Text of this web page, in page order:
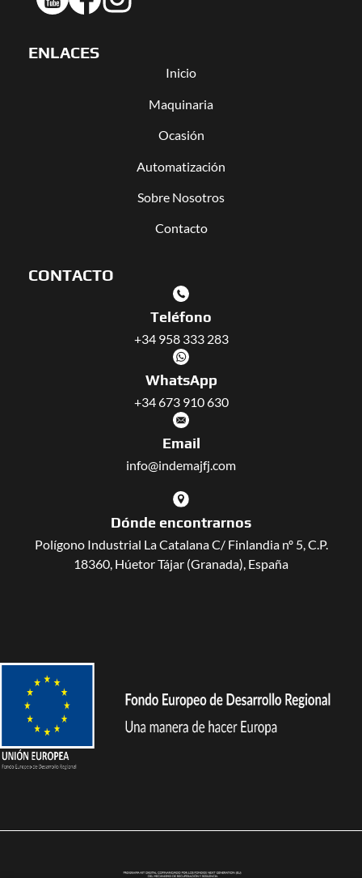
ENLACES
Inicio
Maquinaria
Ocasión
Automatización
Sobre Nosotros
Contacto
CONTACTO
Teléfono
+34 958 333 283
WhatsApp
+34 673 910 630
Email
info@indemajfj.com
Dónde encontrarnos
Polígono Industrial La Catalana C/ Finlandia nº 5, C.P.
18360, Húetor Tájar (Granada), España